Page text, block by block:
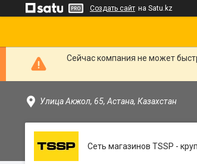
Создать сайт на Satu.kz
Сейчас компания не может
Улица Акжол, 65, Астана, Казахстан
Сеть магазинов TSSP -